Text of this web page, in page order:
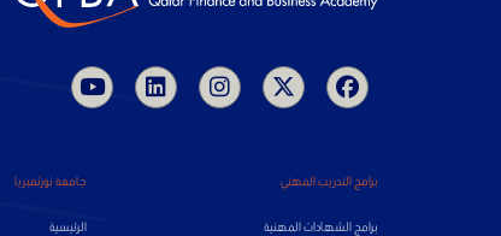
برامج التدريب المهني
برامج الشهادات المهنية
جامعة نورثمبريا
الرئيسية